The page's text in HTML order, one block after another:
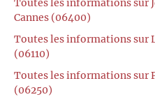
Toutes les informations sur
Cannes (06400)
Toutes les informations sur
(06110)
Toutes les informations sur
(06250)